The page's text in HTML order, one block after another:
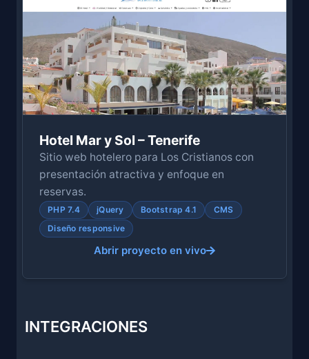
Hotel Mar y Sol – Tenerife
Sitio web hotelero para Los Cristianos con
presentación atractiva y enfoque en
reservas.
PHP 7.4 jQuery Bootstrap 4.1
CMS
Diseño responsive
Abrir proyecto en vivo
INTEGRACIONES